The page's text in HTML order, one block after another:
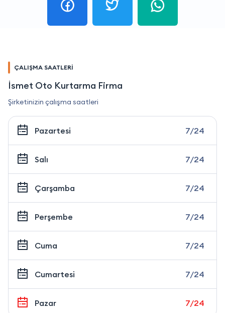
ÇALIŞMA SAATLERİ
İsmet Oto Kurtarma Firma
Şirketinizin çalışma saatleri
Pazartesi 7/24
Salı 7/24
Çarşamba 7/24
Perşembe 7/24
Cuma 7/24
Cumartesi 7/24
Pazar 7/24